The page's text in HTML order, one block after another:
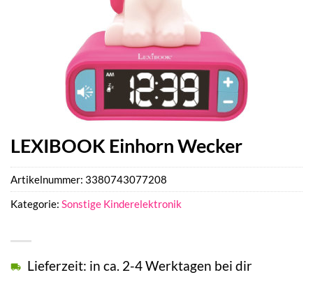
LEXIBOOK Einhorn Wecker
Lieferzeit: in ca. 2-4 Werktagen bei dir
Artikelnummer: 3380743077208
Kategorie: Sonstige Kinderelektronik